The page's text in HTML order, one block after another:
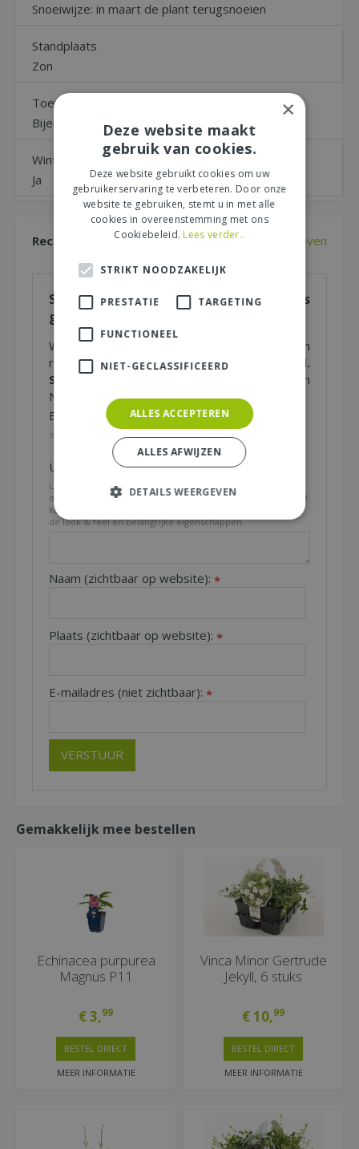
Snoeiwijze: in maart de plant terugsnoeien
Standplaats
Zon
Toepassing
Bijenlokkend
Winterhard
Ja
Recensies Naar boven
Schrijf zelf een recensie over "Coreopsis
grand. Sonnenkind P11"
Wij zijn benieuwd naar uw mening! Schrijf een
recensie over het artikel"Coreopsis grand.
Sonnenkind P11"
en maak kans op een
Nationale Tuinbon ter waarde van € 25,- !
Beoordeling:
Uw mening over dit product:*
Let op: deze recensie gaat over het product en niet over
ons tuincentrum, de service of levering van uw bestelling. U
kunt bijvoorbeeld in gaan op de kwaliteit van het product,
de look & feel en belangrijke eigenschappen.
Naam (zichtbaar op website): *
Plaats (zichtbaar op website): *
E-mailadres (niet zichtbaar): *
Gemakkelijk mee bestellen
Echinacea purpurea
Magnus P11
€3,99
MEER INFORMATIE
BESTEL DIRECT
Vinca Minor Gertrude
Jekyll, 6 stuks
€10,99
MEER INFORMATIE
BESTEL DIRECT
×
Deze website maakt
gebruik van cookies.
Deze website gebruikt cookies om uw
gebruikerservaring te verbeteren. Door onze
website te gebruiken, stemt u in met alle
cookies in overeenstemming met ons
Cookiebeleid. Lees verder..
STRIKT NOODZAKELIJK
PRESTATIE TARGETING
FUNCTIONEEL
NIET-GECLASSIFICEERD
ALLES ACCEPTEREN
ALLES AFWIJZEN
DETAILS WEERGEVEN